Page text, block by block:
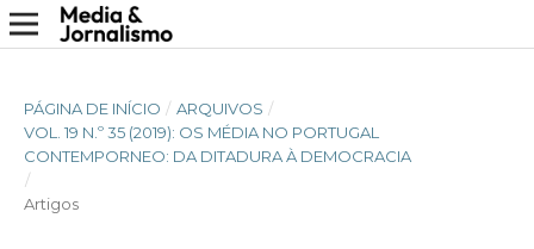
PÁGINA DE INÍCIO / ARQUIVOS /
VOL. 19 N.º 35 (2019): OS MÉDIA NO PORTUGAL
CONTEMPORNEO: DA DITADURA À DEMOCRACIA
/
Artigos